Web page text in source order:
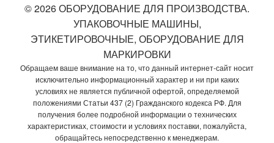
© 2026 ОБОРУДОВАНИЕ ДЛЯ ПРОИЗВОДСТВА.
УПАКОВОЧНЫЕ МАШИНЫ,
ЭТИКЕТИРОВОЧНЫЕ, ОБОРУДОВАНИЕ ДЛЯ
МАРКИРОВКИ
Обращаем ваше внимание на то, что данный интернет-сайт носит
исключительно информационный характер и ни при каких
условиях не является публичной офертой, определяемой
положениями Статьи 437 (2) Гражданского кодекса РФ. Для
получения более подробной информации о технических
характеристиках, стоимости и условиях поставки, пожалуйста,
обращайтесь непосредственно к менеджерам.